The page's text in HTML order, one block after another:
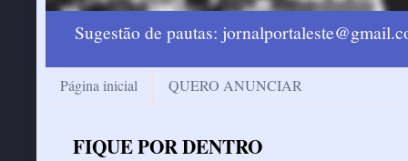
Sugestão de pautas:
Página inicial QUERO ANUNCIAR
FIQUE POR DENTRO